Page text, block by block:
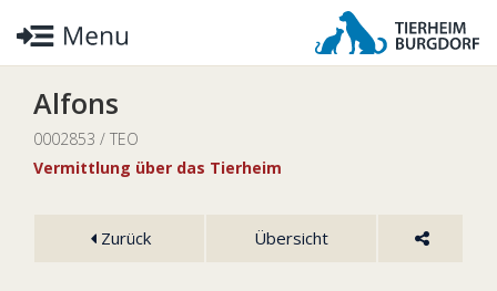
Alfons
0002853 / TEO
Vermittlung über das Tierheim
Zurück Übersicht